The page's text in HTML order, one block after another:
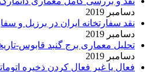
دسامبر 2019
نقد سفارتخانه ایران در برزیل و
دسامبر 2019
تحلیل معماری برج گنبد قابوس-
دسامبر 2019